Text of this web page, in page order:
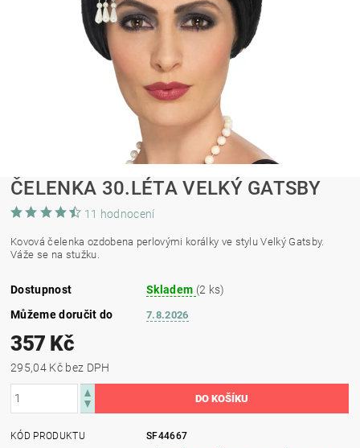
ČELENKA 30.LÉTA VELKÝ GATSBY
11 hodnocení
Kovová čelenka ozdobena perlovými korálky ve stylu Velký Gatsby.
Váže se na stužku.
Dostupnost Skladem (2 ks)
Můžeme doručit do
7.8.2026
357 Kč
295,04 Kč bez DPH
KÓD PRODUKTU SF44667